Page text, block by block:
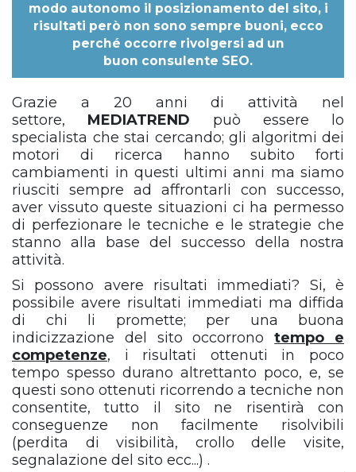
modo autonomo il posizionamento del sito, i
risultati però non sono sempre buoni, ecco
perché occorre rivolgersi ad un
buon consulente SEO.
Grazie a 20 anni di attività nel
settore, MEDIATREND può essere lo
specialista che stai cercando; gli algoritmi dei
motori di ricerca hanno subito forti
cambiamenti in questi ultimi anni ma siamo
riusciti sempre ad affrontarli con successo,
aver vissuto queste situazioni ci ha permesso
di perfezionare le tecniche e le strategie che
stanno alla base del successo della nostra
attività.
Si possono avere risultati immediati? Si, è
possibile avere risultati immediati ma diffida
di chi li promette; per una buona
indicizzazione del sito occorronotempo e
competenze, i risultati ottenuti in poco
tempo spesso durano altrettanto poco, e, se
questi sono ottenuti ricorrendo a tecniche non
consentite, tutto il sito ne risentirà con
conseguenze non facilmente risolvibili
(perdita di visibilità, crollo delle visite,
segnalazione del sito ecc...) .